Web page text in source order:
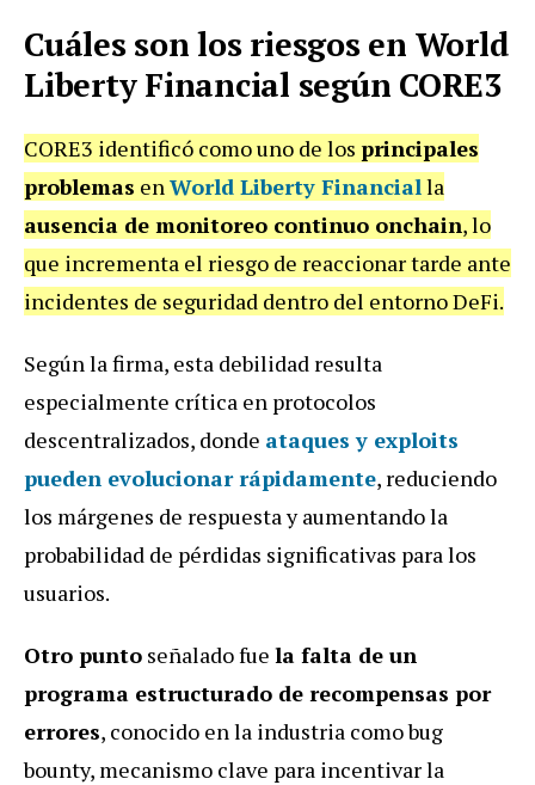
Cuáles son los riesgos en World
Liberty Financial según CORE3
CORE3 identificó como uno de los principales
problemas enWorld Liberty Financialla
ausencia de monitoreo continuo onchain, lo
que incrementa el riesgo de reaccionar tarde ante
incidentes de seguridad dentro del entorno DeFi.
Según la firma, esta debilidad resulta
especialmente crítica en protocolos
descentralizados, donde ataques y exploits
pueden evolucionar rápidamente, reduciendo
los márgenes de respuesta y aumentando la
probabilidad de pérdidas significativas para los
usuarios.
Otro punto señalado fue la falta de un
programa estructurado de recompensas por
errores, conocido en la industria como bug
bounty, mecanismo clave para incentivar la